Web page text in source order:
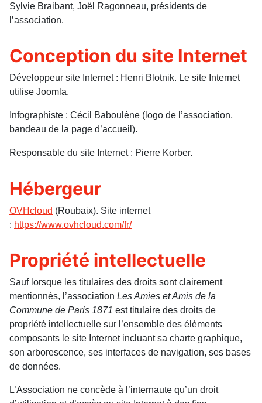
Sylvie Braibant, Joël Ragonneau, présidents de
l’association.
Conception du site Internet
Développeur site Internet : Henri Blotnik. Le site Internet
utilise Joomla.
Infographiste : Cécil Baboulène (logo de l’association,
bandeau de la page d’accueil).
Responsable du site Internet : Pierre Korber.
Hébergeur
OVHcloud (Roubaix). Site internet
: https://www.ovhcloud.com/fr/
Propriété intellectuelle
Sauf lorsque les titulaires des droits sont clairement
mentionnés, l’association Les Amies et Amis de la
Commune de Paris 1871 est titulaire des droits de
propriété intellectuelle sur l’ensemble des éléments
composants le site Internet incluant sa charte graphique,
son arborescence, ses interfaces de navigation, ses bases
de données.
L’Association ne concède à l’internaute qu’un droit